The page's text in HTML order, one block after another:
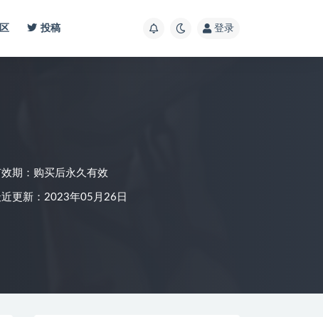
投稿 登录
期：购买后永久有效
更新：2023年05月26日